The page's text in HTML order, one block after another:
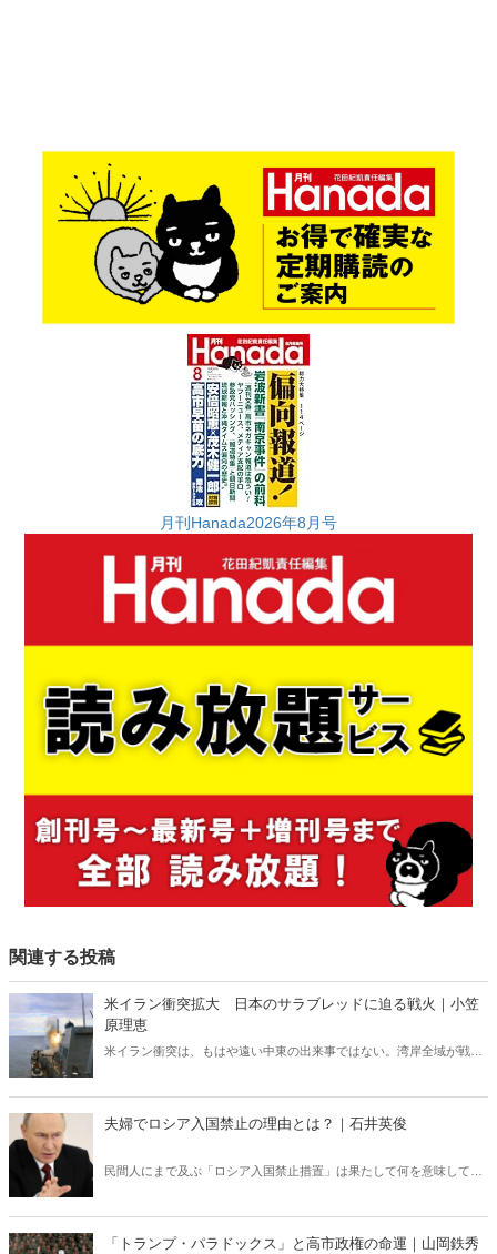
月刊Hanada2026年8月号
関連する投稿
米イラン衝突拡大 日本のサラブレッドに迫る戦火｜小笠
原理恵
米イラン衝突は、もはや遠い中東の出来事ではない。湾岸全域が戦域
題がある。邦人保護は万全なのか。そして、国際舞台に立つ日本のサ
ラブレッドの安全は守られるのか。戦火は思わぬところに影を落とし
夫婦でロシア入国禁止の理由とは？｜石井英俊
民間人にまで及ぶ「ロシア入国禁止措置」は果たして何を意味してい
「トランプ・パラドックス」と高市政権の命運｜山岡鉄秀